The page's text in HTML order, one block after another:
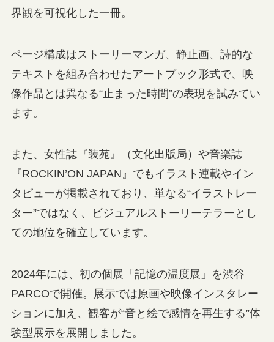
界観を可視化した一冊。
ページ構成はストーリーマンガ、静止画、詩的な
テキストを組み合わせたアートブック形式で、映
像作品とは異なる“止まった時間”の表現を試みてい
ます。
また、女性誌『装苑』（文化出版局）や音楽誌
『ROCKIN’ON JAPAN』でもイラスト連載やイン
タビューが掲載されており、単なる“イラストレー
ター”ではなく、ビジュアルストーリーテラーとし
ての地位を確立しています。
2024年には、初の個展「記憶の温度展」を渋谷
PARCOで開催。展示では原画や映像インスタレー
ションに加え、観客が“音と絵で感情を再生する”体
験型展示を展開しました。